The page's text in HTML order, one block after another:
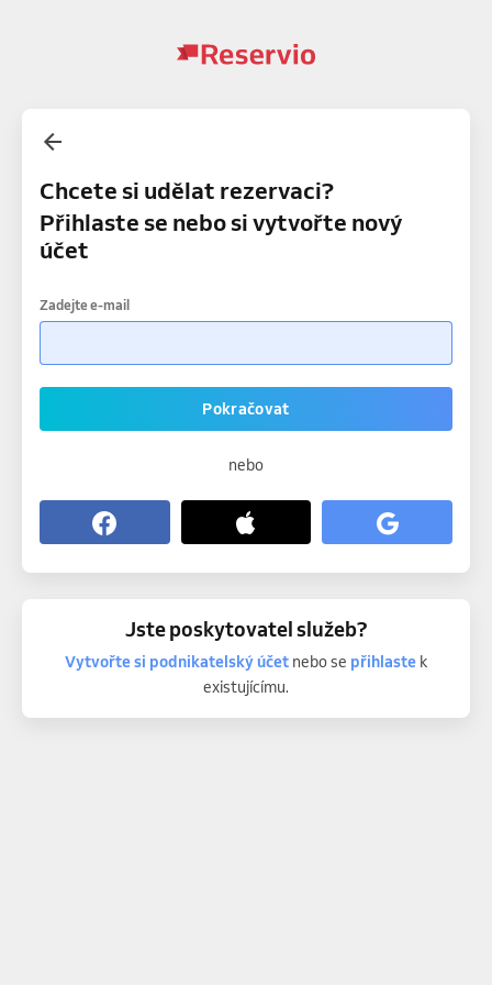
Chcete si udělat rezervaci?
Přihlaste se nebo si vytvořte nový
účet
Zadejte e-mail
Pokračovat
nebo
Jste poskytovatel služeb?
Vytvořte si podnikatelský účetnebo se přihlastek
existujícímu.